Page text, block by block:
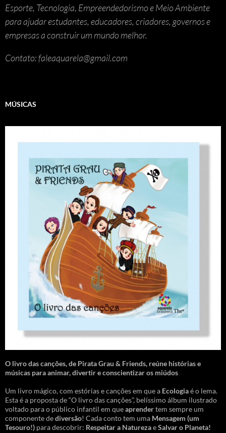
Esporte, Tecnologia, Empreendedorismo e Meio Ambiente
para ajudar estudantes, educadores, criadores, governos e
empresas a construir um mundo melhor.
Contato: faleaquarela@gmail.com
MÚSICAS
O livro das canções,de Pirata Grau & Friends, reúne histórias e
músicas para animar, divertir e conscientizar os miúdos
Um livro mágico, com estórias e canções em que a Ecologiaé o lema.
Esta é a proposta de “O livro das canções”, belíssimo álbum ilustrado
voltado para o público infantil em queaprendertem sempre um
componente dediversão! Cada conto tem uma Mensagem (um
Tesouro!) para descobrir: Respeitar a NaturezaeSalvar o Planeta!